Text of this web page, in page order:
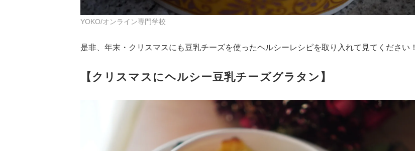
YOKO/オンライン専門学校
是非、年末・クリスマスにも豆乳チーズを使ったヘルシーレシピを取り入れて見てください！
【クリスマスにヘルシー豆乳チーズグラタン】